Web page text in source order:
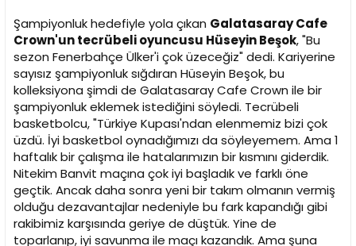
a
n
i
h
i
Şampiyonluk hedefiyle yola çıkan Galatasaray Cafe
Crown'un tecrübeli oyuncusu Hüseyin Beşok, "Bu
sezon Fenerbahçe Ülker'i çok üzeceğiz" dedi. Kariyerine
sayısız şampiyonluk sığdıran Hüseyin Beşok, bu
kolleksiyona şimdi de Galatasaray Cafe Crown ile bir
şampiyonluk eklemek istediğini söyledi. Tecrübeli
basketbolcu, "Türkiye Kupası'ndan elenmemiz bizi çok
üzdü. İyi basketbol oynadığımızı da söyleyemem. Ama 1
haftalık bir çalışma ile hatalarımızın bir kısmını giderdik.
Nitekim Banvit maçına çok iyi başladık ve farklı öne
geçtik. Ancak daha sonra yeni bir takım olmanın vermiş
olduğu dezavantajlar nedeniyle bu fark kapandığı gibi
rakibimiz karşısında geriye de düştük. Yine de
toparlanıp, iyi savunma ile maçı kazandık. Ama şuna